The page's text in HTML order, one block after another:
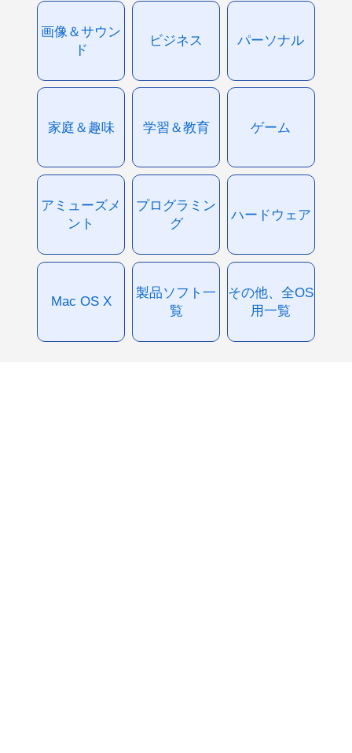
画像＆サウン
ド
ビジネス パーソナル
家庭＆趣味 学習＆教育 ゲーム
アミューズメ
ント
プログラミン
グ
ハードウェア
Mac OS X
製品ソフト一
覧
その他、全OS
用一覧